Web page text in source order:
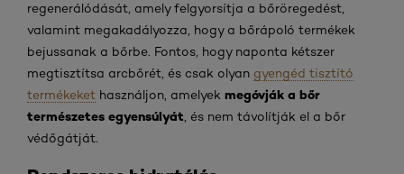
regenerálódását, amely felgyorsítja a bőröregedést,
valamint megakadályozza, hogy a bőrápoló termékek
bejussanak a bőrbe. Fontos, hogy naponta kétszer
megtisztítsa arcbőrét, és csak olyan gyengéd tisztító
termékeket használjon, amelyek megóvják a bőr
természetes egyensúlyát , és nem távolítják el a bőr
védőgátját.